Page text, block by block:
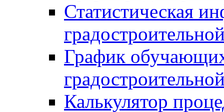
Статистическая
График
Калькулятор